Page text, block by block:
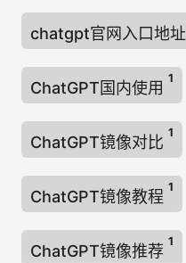
chatgpt官网入口地址
ChatGPT国内使用
1
ChatGPT镜像对比
1
ChatGPT镜像教程
1
ChatGPT镜像推荐
1